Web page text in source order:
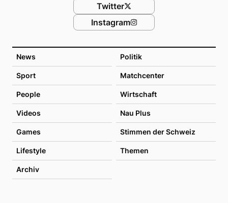
News Politik
Sport Matchcenter
People Wirtschaft
Videos Nau Plus
Games Stimmen der Schweiz
Lifestyle Themen
Archiv
Twitter
Instagram